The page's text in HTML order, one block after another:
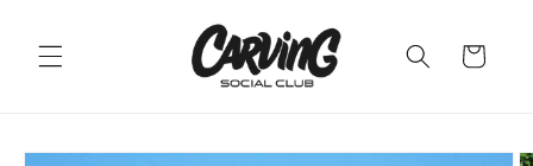
al contenido
Carrito
directamente